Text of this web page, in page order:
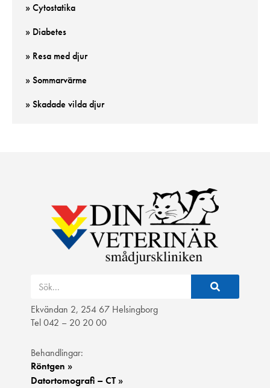
» Cytostatika
» Diabetes
» Resa med djur
» Sommarvärme
» Skadade vilda djur
Ekvändan 2, 254 67 Helsingborg
Tel 042 – 20 20 00
Behandlingar:
Röntgen »
Datortomografi – CT »